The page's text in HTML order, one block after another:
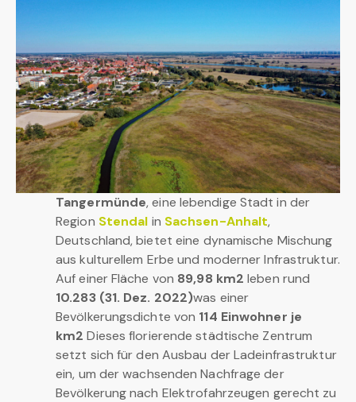
Tangermünde, eine lebendige Stadt in der
Region Stendal in Sachsen-Anhalt,
Deutschland, bietet eine dynamische Mischung
aus kulturellem Erbe und moderner Infrastruktur.
Auf einer Fläche von 89,98 km2 leben rund
10.283 (31. Dez. 2022)was einer
Bevölkerungsdichte von 114 Einwohner je
km2 Dieses florierende städtische Zentrum
setzt sich für den Ausbau der Ladeinfrastruktur
ein, um der wachsenden Nachfrage der
Bevölkerung nach Elektrofahrzeugen gerecht zu